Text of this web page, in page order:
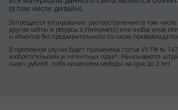
(в том числе дизайн).
Запрещается копирование, распространение (в том
другие сайты и ресурсы в Интернете) или любое иное
и объектов без предварительного согласия
В противном случае будет применена статья УК РФ №
изобретательских и патентных прав*. Наказываются
тысяч рублей, либо лишением свободы на срок до 2 лет.